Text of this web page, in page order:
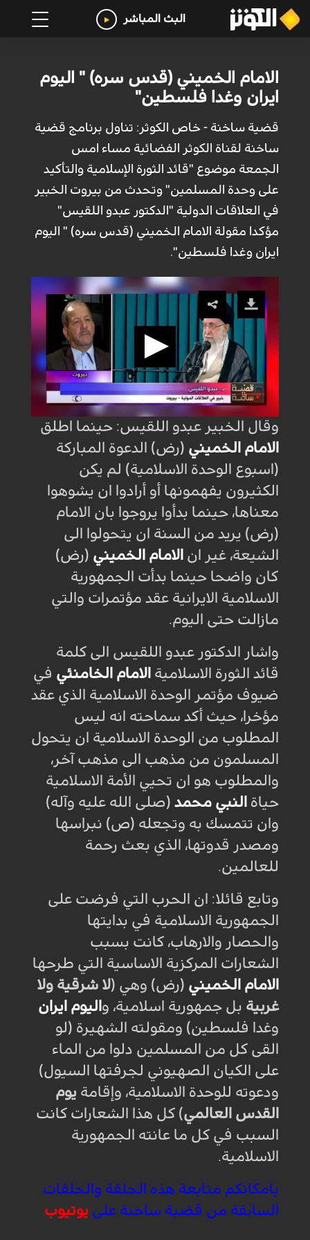
البث المباشر
الامام الخميني (قدس سره) " اليوم
ايران وغدا فلسطين"
قضية ساخنة - خاص الكوثر: تناول برنامج قضية
ساخنة لقناة الكوثر الفضائية مساء امس
الجمعة موضوع "قائد الثورة الإسلامية والتأكيد
على وحدة المسلمين" وتحدث من بيروت الخبير
في العلاقات الدولية "الدكتور عبدو اللقيس"
مؤكدا مقولة الامام الخميني (قدس سره) " اليوم
ايران وغدا فلسطين".
وقال الخبير عبدو اللقيس: حينما اطلق
الامام الخميني (رض) الدعوة المباركة
(اسبوع الوحدة الاسلامية) لم يكن
الكثيرون يفهمونها أو أرادوا ان يشوهوا
معناها، حينما بدأوا يروجوا بان الامام
(رض) يريد من السنة ان يتحولوا الى
الشيعة، غير ان الامام الخميني (رض)
كان واضحا حينما بدأت الجمهورية
الاسلامية الايرانية عقد مؤتمرات والتي
مازالت حتى اليوم.
واشار الدكتور عبدو اللقيس الى كلمة
قائد الثورة الاسلامية الامام الخامنئي في
ضيوف مؤتمر الوحدة الاسلامية الذي عقد
مؤخرا، حيث أكد سماحته انه ليس
المطلوب من الوحدة الاسلامية ان يتحول
المسلمون من مذهب الى مذهب آخر،
والمطلوب هو ان تحيي الأمة الاسلامية
حياة النبي محمد(صلى الله عليه وآله)
وان تتمسك به وتجعله (ص) نبراسها
ومصدر قدوتها، الذي بعث رحمة
للعالمين.
وتابع قائلا: ان الحرب التي فرضت على
الجمهورية الاسلامية في بدايتها
والحصار والارهاب، كانت بسبب
الشعارات المركزية الاساسية التي طرحها
الامام الخميني (رض) وهي (لا شرقية ولا
غربية بل جمهورية اسلامية، و اليوم ايران
وغدا فلسطين) ومقولته الشهيرة (لو
القى كل من المسلمين دلوا من الماء
على الكيان الصهيوني لجرفتها السيول)
ودعوته للوحدة الاسلامية، وإقامة يوم
القدس العالمي) كل هذا الشعارات كانت
السبب في كل ما عانته الجمهورية
الاسلامية.
بامكانكم متابعة هذه الحلقة والحلقات
السابقة من قضية ساخنة على يوتيوب